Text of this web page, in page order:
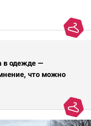
в одежде —
что можно